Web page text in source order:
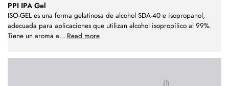
PPI IPA Gel
ISO-GEL es una forma gelatinosa de alcohol SDA-40 e isopropanol,
adecuada para aplicaciones que utilizan alcohol isopropílico al 99%.
Tiene un aroma a... Read more